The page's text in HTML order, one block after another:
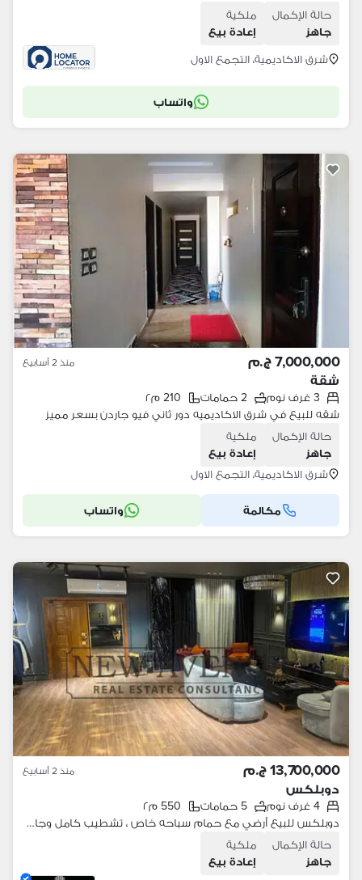
حالة الإكمال
جاهز
ملكية
إعادة بيع
شرق الاكاديمية، التجمع الاول
واتساب
7,000,000 ج.م منذ 2 أسابيع
شقة
3 غرف نوم 2 حمامات
210 م٢
شقه للبيع في شرق الاكاديميه دور ثاني فيو جاردن بسعر مميز
حالة الإكمال
جاهز
ملكية
إعادة بيع
شرق الاكاديمية، التجمع الاول
مكالمة واتساب
13,700,000 ج.م منذ 2 أسابيع
دوبلكس
4 غرف نوم 5 حمامات
550 م٢
دوبلكس للبيع أرضي مع حمام سباحه خاص ، تشطيب كامل وجاهز للسكن ، شرق الأكاديمية في القاهرة الجديدة
حالة الإكمال
جاهز
ملكية
إعادة بيع